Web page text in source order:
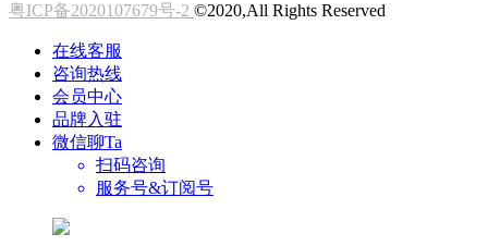
粤ICP备2020107679号-2 ©2020,All Rights Reserved
在线客服
咨询热线
会员中心
品牌入驻
微信聊Ta
扫码咨询
服务号&订阅号